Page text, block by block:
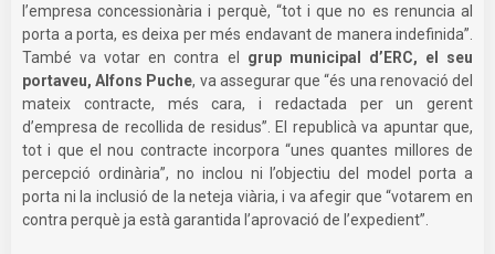
l’empresa concessionària i perquè, “tot i que no es renuncia al
porta a porta, es deixa per més endavant de manera indefinida”.
També va votar en contra el grup municipal d’ERC, el seu
portaveu, Alfons Puche, va assegurar que “és una renovació del
mateix contracte, més cara, i redactada per un gerent
d’empresa de recollida de residus”. El republicà va apuntar que,
tot i que el nou contracte incorpora “unes quantes millores de
percepció ordinària”, no inclou ni l’objectiu del model porta a
porta ni la inclusió de la neteja viària, i va afegir que “votarem en
contra perquè ja està garantida l’aprovació de l’expedient”.